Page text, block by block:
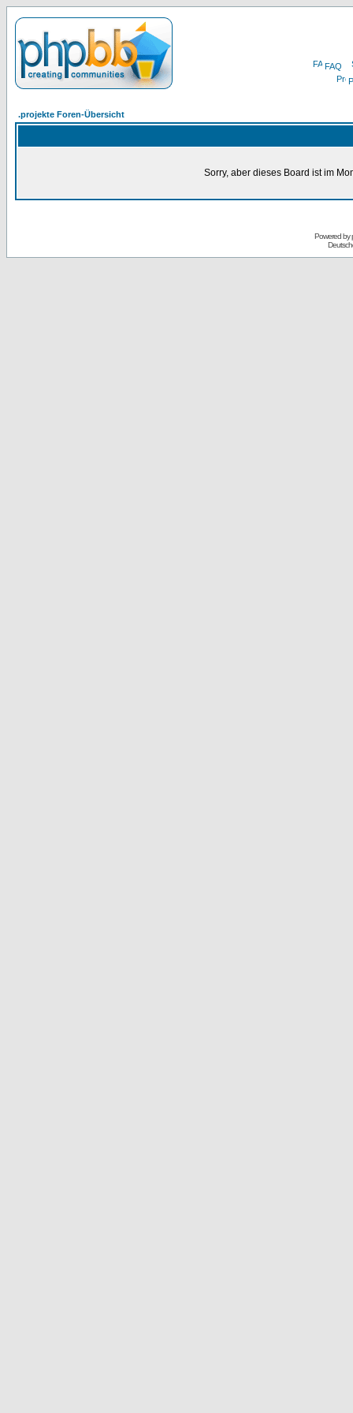
FAQ
.projekte Foren-Übersicht
Sorry, aber dieses Board ist im
Powered by